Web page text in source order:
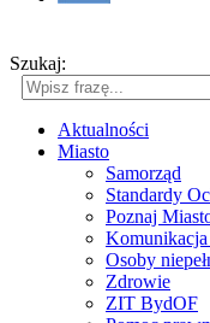
Szukaj:
Aktualności
Miasto
Samorząd
Standardy
Poznaj
Osoby
Zdrowie
ZIT BydOF